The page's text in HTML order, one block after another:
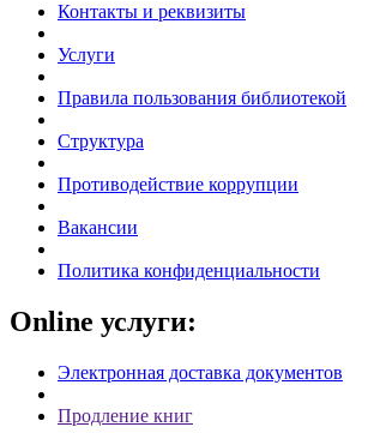
Контакты и реквизиты
Услуги
Правила пользования библиотекой
Структура
Противодействие коррупции
Вакансии
Политика конфиденциальности
Online услуги:
Электронная доставка документов
Продление книг